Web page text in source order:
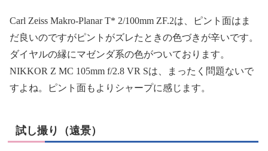
Carl Zeiss Makro-Planar T* 2/100mm ZF.2は、ピント面はま
だ良いのですがピントがズレたときの色づきが辛いです。
ダイヤルの縁にマゼンダ系の色がついております。
NIKKOR Z MC 105mm f/2.8 VR Sは、まったく問題ないで
すよね。ピント面もよりシャープに感じます。
試し撮り（遠景）